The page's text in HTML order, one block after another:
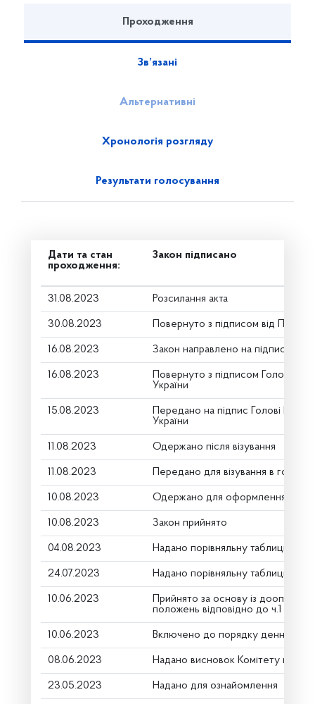
Проходження
Зв’язані
Альтернативні
Хронологія розгляду
Результати голосування
Дати та стан
проходження:
Закон підписано
31.08.2023 Розсилання акта
30.08.2023 Повернуто з підписом від
16.08.2023 Закон направлено на підпис
16.08.2023
Повернуто з підписом Голови
України
15.08.2023
Передано на підпис Голові
України
11.08.2023 Одержано після візування
11.08.2023 Передано для візування в
10.08.2023 Одержано для оформлення
10.08.2023 Закон прийнято
04.08.2023 Надано порівняльну таблицю
24.07.2023 Надано порівняльну таблицю
10.06.2023
Прийнято за основу із
положень відповідно до ч.1 ст.116
10.06.2023 Включено до порядку денного
08.06.2023 Надано висновок Комітету про
23.05.2023 Надано для ознайомлення